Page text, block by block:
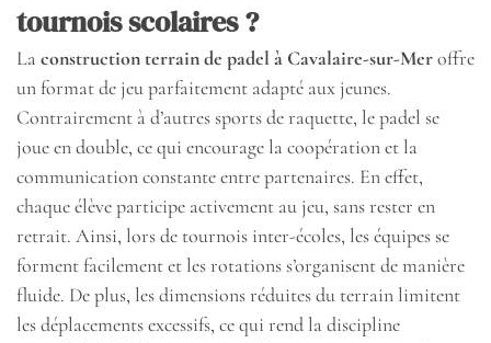
tournois scolaires ?
Laconstruction terrain de padel à Cavalaire-sur-Meroffre
un format de jeu parfaitement adapté aux jeunes.
Contrairement à d’autres sports de raquette, le padel se
joue en double, ce qui encourage la coopération et la
communication constante entre partenaires. En effet,
chaque élève participe activement au jeu, sans rester en
retrait. Ainsi, lors de tournois inter-écoles, les équipes se
forment facilement et les rotations s’organisent de manière
fluide. De plus, les dimensions réduites du terrain limitent
les déplacements excessifs, ce qui rend la discipline